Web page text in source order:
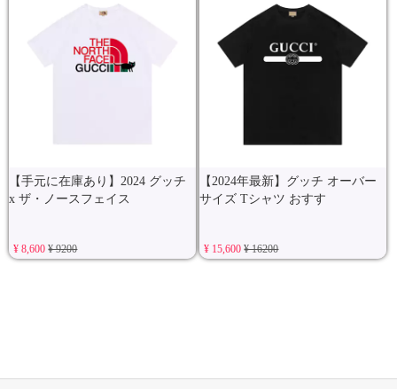
【手元に在庫あり】2024 グッチ
x ザ・ノースフェイス
¥ 8,600¥ 9200
【2024年最新】グッチ オーバー
サイズ Tシャツ おすす
¥ 15,600¥ 16200